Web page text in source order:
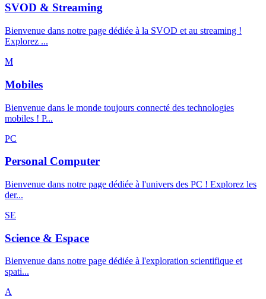
SVOD & Streaming
Bienvenue dans notre page dédiée à la SVOD et au streaming !
Explorez ...
M
Mobiles
Bienvenue dans le monde toujours connecté des technologies
mobiles ! P...
PC
Personal Computer
Bienvenue dans notre page dédiée à l'univers des PC ! Explorez les
der...
SE
Science & Espace
Bienvenue dans notre page dédiée à l'exploration scientifique et
spati...
A